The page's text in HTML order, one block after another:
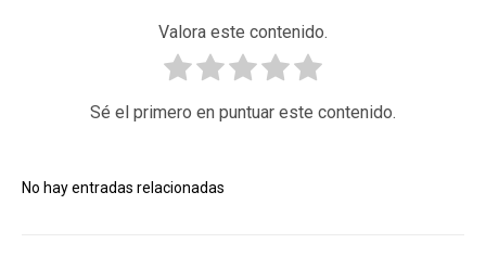
Valora este contenido.
Sé el primero en puntuar este contenido.
No hay entradas relacionadas